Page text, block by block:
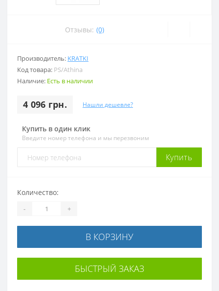
Отзывы: (0)
Производитель: KRATKI
Код товара: PS/Athina
Наличие: Есть в наличии
4 096 грн. Нашли дешевле?
Купить в один клик
Введите номер телефона и мы перезвоним
Купить
Количество:
- +
В КОРЗИНУ
БЫСТРЫЙ ЗАКАЗ